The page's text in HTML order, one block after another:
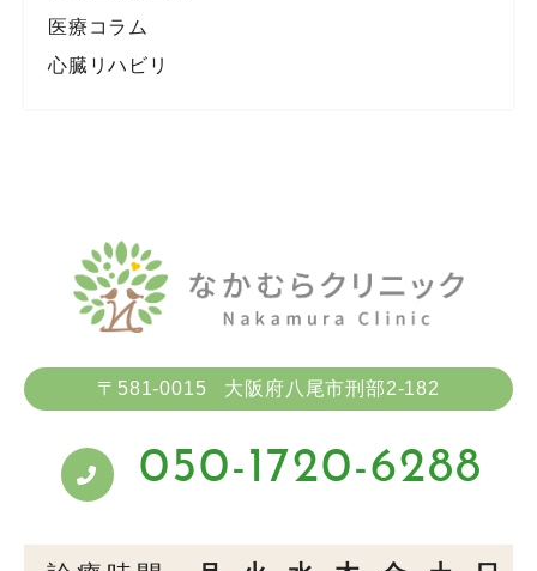
医療コラム
心臓リハビリ
〒581-0015 大阪府八尾市刑部2-182
050-1720-6288